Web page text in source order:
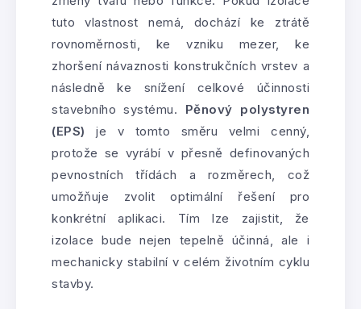
tuto vlastnost nemá, dochází ke ztrátě
rovnoměrnosti, ke vzniku mezer, ke
zhoršení návaznosti konstrukčních vrstev a
následně ke snížení celkové účinnosti
stavebního systému. Pěnový polystyren
(EPS) je v tomto směru velmi cenný,
protože se vyrábí v přesně definovaných
pevnostních třídách a rozměrech, což
umožňuje zvolit optimální řešení pro
konkrétní aplikaci. Tím lze zajistit, že
izolace bude nejen tepelně účinná, ale i
mechanicky stabilní v celém životním cyklu
stavby.